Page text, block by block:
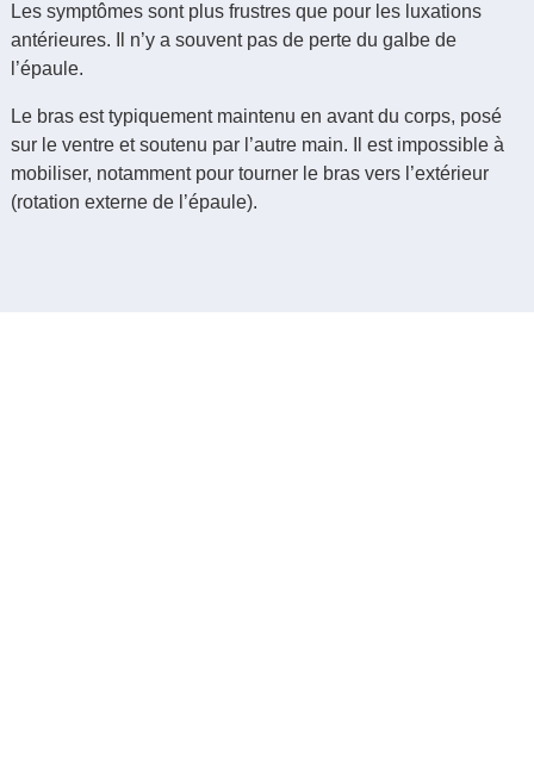
Les symptômes sont plus frustres que pour les luxations
antérieures. Il n’y a souvent pas de perte du galbe de
l’épaule.
Le bras est typiquement maintenu en avant du corps, posé
sur le ventre et soutenu par l’autre main. Il est impossible à
mobiliser, notamment pour tourner le bras vers l’extérieur
(rotation externe de l’épaule).